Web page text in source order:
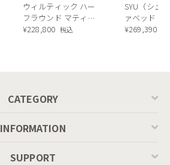
ウィルティック ハー
フラウンド マティエ
ラ塗装 ダイニングテ
¥228,800 税込
SYU（シュ
ァベッド（
ル）190cm
¥269,390
CATEGORY
INFORMATION
SUPPORT